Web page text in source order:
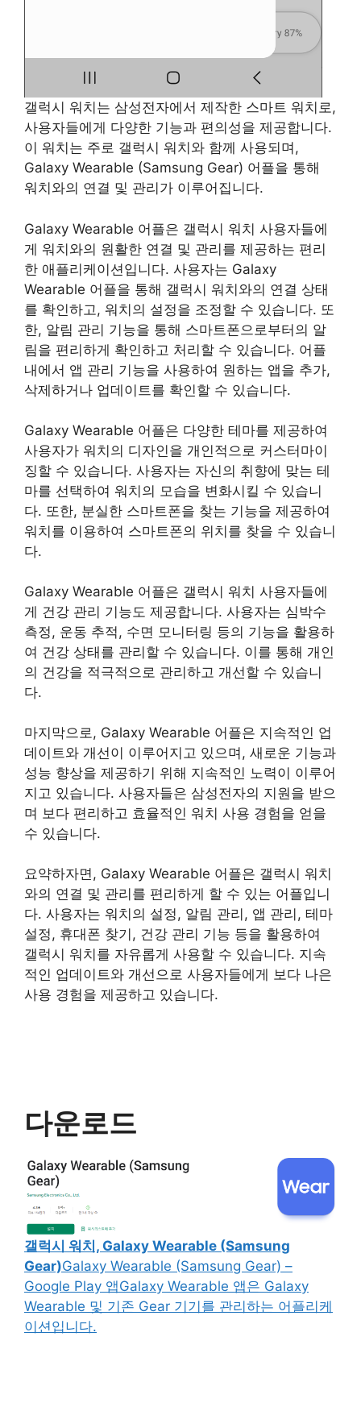
갤럭시 워치는 삼성전자에서 제작한 스마트 워치로,
사용자들에게 다양한 기능과 편의성을 제공합니다.
이 워치는 주로 갤럭시 워치와 함께 사용되며,
Galaxy Wearable (Samsung Gear) 어플을 통해
워치와의 연결 및 관리가 이루어집니다.
Galaxy Wearable 어플은 갤럭시 워치 사용자들에
게 워치와의 원활한 연결 및 관리를 제공하는 편리
한 애플리케이션입니다. 사용자는 Galaxy
Wearable 어플을 통해 갤럭시 워치와의 연결 상태
를 확인하고, 워치의 설정을 조정할 수 있습니다. 또
한, 알림 관리 기능을 통해 스마트폰으로부터의 알
림을 편리하게 확인하고 처리할 수 있습니다. 어플
내에서 앱 관리 기능을 사용하여 원하는 앱을 추가,
삭제하거나 업데이트를 확인할 수 있습니다.
Galaxy Wearable 어플은 다양한 테마를 제공하여
사용자가 워치의 디자인을 개인적으로 커스터마이
징할 수 있습니다. 사용자는 자신의 취향에 맞는 테
마를 선택하여 워치의 모습을 변화시킬 수 있습니
다. 또한, 분실한 스마트폰을 찾는 기능을 제공하여
워치를 이용하여 스마트폰의 위치를 찾을 수 있습니
다.
Galaxy Wearable 어플은 갤럭시 워치 사용자들에
게 건강 관리 기능도 제공합니다. 사용자는 심박수
측정, 운동 추적, 수면 모니터링 등의 기능을 활용하
여 건강 상태를 관리할 수 있습니다. 이를 통해 개인
의 건강을 적극적으로 관리하고 개선할 수 있습니
다.
마지막으로, Galaxy Wearable 어플은 지속적인 업
데이트와 개선이 이루어지고 있으며, 새로운 기능과
성능 향상을 제공하기 위해 지속적인 노력이 이루어
지고 있습니다. 사용자들은 삼성전자의 지원을 받으
며 보다 편리하고 효율적인 워치 사용 경험을 얻을
수 있습니다.
요약하자면, Galaxy Wearable 어플은 갤럭시 워치
와의 연결 및 관리를 편리하게 할 수 있는 어플입니
다. 사용자는 워치의 설정, 알림 관리, 앱 관리, 테마
설정, 휴대폰 찾기, 건강 관리 기능 등을 활용하여
갤럭시 워치를 자유롭게 사용할 수 있습니다. 지속
적인 업데이트와 개선으로 사용자들에게 보다 나은
사용 경험을 제공하고 있습니다.
다운로드
갤럭시 워치, Galaxy Wearable (Samsung
Gear)Galaxy Wearable (Samsung Gear) –
Google Play 앱Galaxy Wearable 앱은 Galaxy
Wearable 및 기존 Gear 기기를 관리하는 어플리케
이션입니다.